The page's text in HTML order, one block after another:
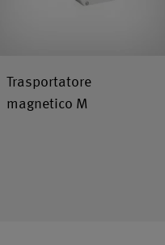
Trasportatore
magnetico M